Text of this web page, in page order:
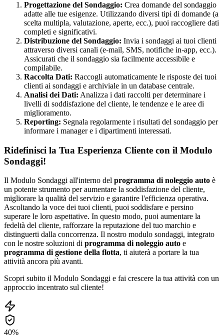
Progettazione del Sondaggio: Crea domande del sondaggio
adatte alle tue esigenze. Utilizzando diversi tipi di domande (a
scelta multipla, valutazione, aperte, ecc.), puoi raccogliere dati
completi e significativi.
Distribuzione del Sondaggio: Invia i sondaggi ai tuoi clienti
attraverso diversi canali (e-mail, SMS, notifiche in-app, ecc.).
Assicurati che il sondaggio sia facilmente accessibile e
compilabile.
Raccolta Dati: Raccogli automaticamente le risposte dei tuoi
clienti ai sondaggi e archiviale in un database centrale.
Analisi dei Dati: Analizza i dati raccolti per determinare i
livelli di soddisfazione del cliente, le tendenze e le aree di
miglioramento.
Reporting: Segnala regolarmente i risultati del sondaggio per
informare i manager e i dipartimenti interessati.
Ridefinisci la Tua Esperienza Cliente con il Modulo
Sondaggi!
Il Modulo Sondaggi all'interno del programma di noleggio auto è
un potente strumento per aumentare la soddisfazione del cliente,
migliorare la qualità del servizio e garantire l'efficienza operativa.
Ascoltando la voce dei tuoi clienti, puoi soddisfare e persino
superare le loro aspettative. In questo modo, puoi aumentare la
fedeltà del cliente, rafforzare la reputazione del tuo marchio e
distinguerti dalla concorrenza. Il nostro modulo sondaggi, integrato
con le nostre soluzioni di programma di noleggio auto e
programma di gestione della flotta, ti aiuterà a portare la tua
attività ancora più avanti.
Scopri subito il Modulo Sondaggi e fai crescere la tua attività con un
approccio incentrato sul cliente!
40%